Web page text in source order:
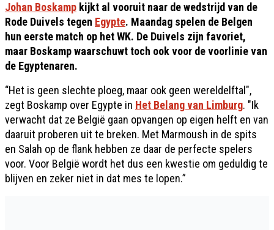
Johan Boskamp kijkt al vooruit naar de wedstrijd van de
Rode Duivels tegen Egypte. Maandag spelen de Belgen
hun eerste match op het WK. De Duivels zijn favoriet,
maar Boskamp waarschuwt toch ook voor de voorlinie van
de Egyptenaren.
“Het is geen slechte ploeg, maar ook geen wereldelftal",
zegt Boskamp over Egypte in Het Belang van Limburg. "Ik
verwacht dat ze België gaan opvangen op eigen helft en van
daaruit proberen uit te breken. Met Marmoush in de spits
en Salah op de flank hebben ze daar de perfecte spelers
voor. Voor België wordt het dus een kwestie om geduldig te
blijven en zeker niet in dat mes te lopen.”